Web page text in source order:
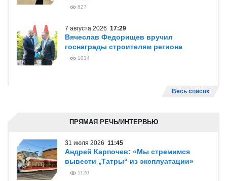
627
7 августа 2026 17:29
Вячеслав Федорищев вручил
госнаграды строителям региона
1034
Весь список
ПРЯМАЯ РЕЧЬ/ИНТЕРВЬЮ
31 июля 2026 11:45
Андрей Карпочев: «Мы стремимся
вывести „Татры“ из эксплуатации»
1120